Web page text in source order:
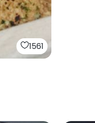
1561